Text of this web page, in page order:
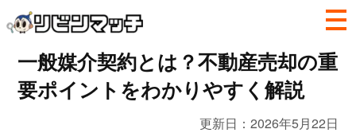
一般媒介契約とは？不動産売却の重
要ポイントをわかりやすく解説
更新日：2026年5月22日